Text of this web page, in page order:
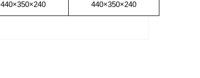
440×350×240 440×350×240